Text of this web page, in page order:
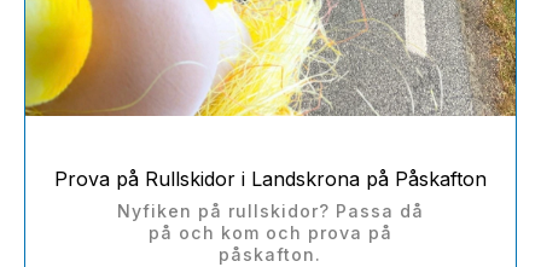
Prova på Rullskidor i Landskrona på Påskafton
Nyfiken på rullskidor? Passa då
på och kom och prova på
påskafton.